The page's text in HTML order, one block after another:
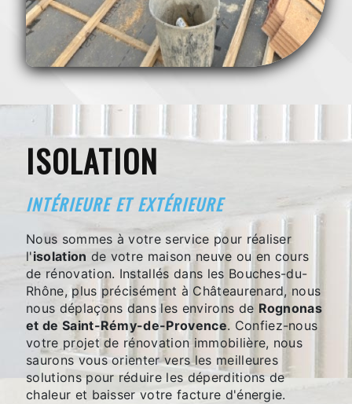
ISOLATION
INTÉRIEURE ET EXTÉRIEURE
Nous sommes à votre service pour réaliser
l'isolation de votre maison neuve ou en cours
de rénovation. Installés dans les Bouches-du-
Rhône, plus précisément à Châteaurenard, nous
nous déplaçons dans les environs de Rognonas
et de Saint-Rémy-de-Provence. Confiez-nous
votre projet de rénovation immobilière, nous
saurons vous orienter vers les meilleures
solutions pour réduire les déperditions de
chaleur et baisser votre facture d'énergie.